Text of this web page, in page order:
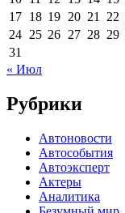
17 18 19 20 21 22
24 25 26 27 28 29
31
« Июл
Рубрики
Автоновости
Автособытия
Автоэксперт
Актеры
Аналитика